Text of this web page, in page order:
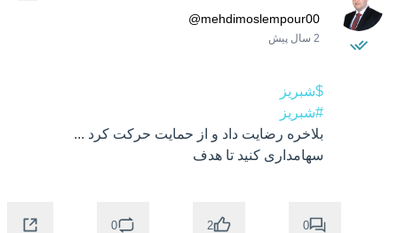
@mehdimoslempour00
2 سال پیش
$شبریز
#شبریز
سهامداری کنید تا هدف
0
2
0